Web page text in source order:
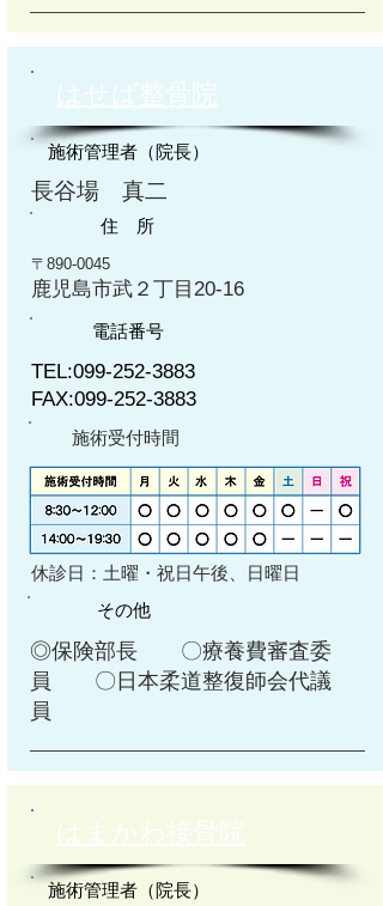
はせば整骨院
施術管理者（院長）
長谷場 真二
住 所
〒890-0045
鹿児島市武２丁目20-16
電話番号
TEL:099-252-3883
FAX:099-252-3883
​施術受付時間
​休診日：土曜・祝日午後、日曜日
その他
◎保険部長 〇療養費審査委
員 〇日本柔道整復師会代議
員
はまかわ接骨院
施術管理者（院長）